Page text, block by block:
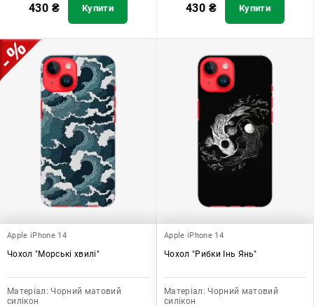
430 ₴ Купити 430 ₴ Купити
Apple iPhone 14
Чохол "Морські хвилі"
Матеріал: Чорний матовий
силікон
Apple iPhone 14
Чохол "Рибки Інь Янь"
Матеріал: Чорний матовий
силікон